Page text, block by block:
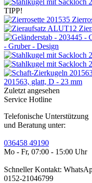
TIPP!
- Gruber - Design
201563, glatt, D - 23 mm
Zuletzt angesehen
Service Hotline
Telefonische Unterstützung
und Beratung unter:
036458 49190
Mo - Fr, 07:00 - 15:00 Uhr
Schneller Kontakt:
0152-21046799